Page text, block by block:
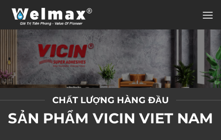
Chuyển
đến
nội
dung
CHẤT LƯỢNG HÀNG ĐẦU
SẢN PHẨM VICIN VIET NAM